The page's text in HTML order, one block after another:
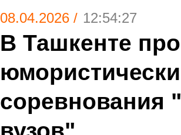
08.04.2026 / 12:54:27
В Ташкенте
соревнования